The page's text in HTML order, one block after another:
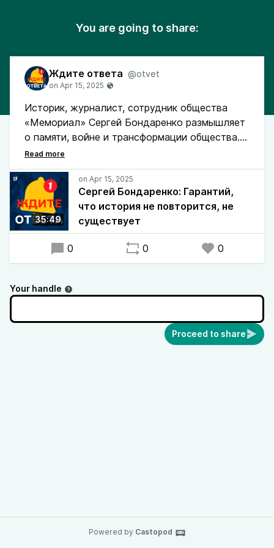
You are going to share:
Ждите ответа @otvet
Историк, журналист, сотрудник общества
«Мемориал» Сергей Бондаренко размышляет
о памяти, войне и трансформации общества.
Почему борьба за прошлое не может быть ни
выиграна, ни проиграна? И как Мемориал за
последние десятилетия прошел путь от
символа гражданского пробуждения до
объекта давления и ликвидации?
35:49
Сергей Бондаренко: Гарантий,
что история не повторится, не
существует
0 0 0
Your handle
Proceed to share
Powered by Castopod